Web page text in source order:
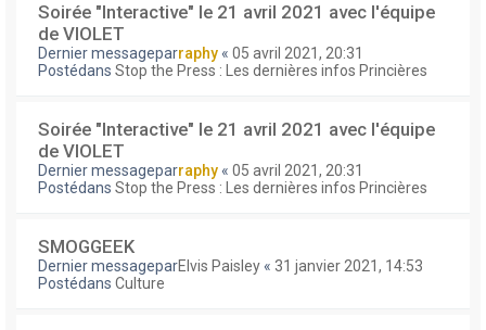
Soirée "Interactive" le 21 avril 2021 avec l'équipe
de VIOLET
Dernier messageparraphy « 05 avril 2021, 20:31
Postédans Stop the Press : Les dernières infos Princières
Soirée "Interactive" le 21 avril 2021 avec l'équipe
de VIOLET
Dernier messageparraphy « 05 avril 2021, 20:31
Postédans Stop the Press : Les dernières infos Princières
SMOGGEEK
Dernier messageparElvis Paisley « 31 janvier 2021, 14:53
Postédans Culture